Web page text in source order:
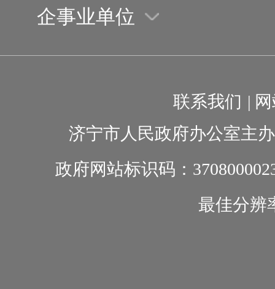
企事业单位
联系我们 |
济宁市人民政府办公室主
政府网站标识码：
最佳分辨